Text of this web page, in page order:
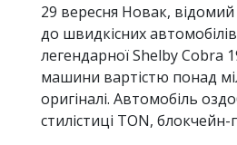
29 вересня Новак,
до швидкісних
легендарної Shelby Cobra
машини вартістю понад
оригіналі. Автомобіль
стилістиці TON,